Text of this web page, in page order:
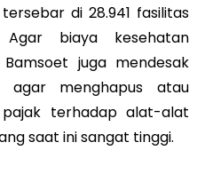
di 28.941 fasilitas
Agar biaya kesehatan
juga mendesak
agar menghapus atau
terhadap alat-alat
saat ini sangat tinggi.